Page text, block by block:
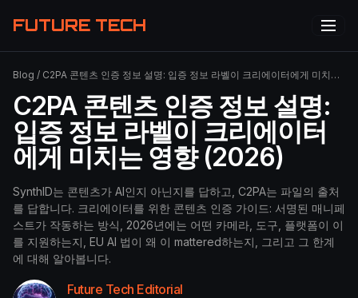
FUTURE TECH
Blog / C2PA 콘텐츠 인증 정보 설명: 입증 정보 라벨이 크리에이터에게 미치는 영향 (2026)
C2PA 콘텐츠 인증 정보 설명:
입증 정보 라벨이 크리에이터
에게 미치는 영향 (2026)
SynthID는 콘텐츠가 AI인지 아닌지를 답하고, C2PA는 파일의 출처
를 답합니다. 크리에이터를 위한 콘텐츠 인증 가이드: 서명된 매니페
스트가 작동하는 방식, 2026년에는 어떤 카메라, 도구, 플랫폼이 이
를 지원하는지, EU AI 법이 왜 이 mattered하는지, 그리고 그 한계
에 대해 알아봅니다.
Future Tech Editorial